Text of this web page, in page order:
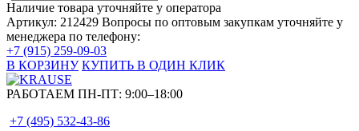
Наличие товара уточняйте у оператора
Артикул: 212429 Вопросы по оптовым закупкам уточняйте у
менеджера по телефону:
+7 (915) 259-09-03
В КОРЗИНУ КУПИТЬ В ОДИН КЛИК
РАБОТАЕМ ПН-ПТ: 9:00–18:00
+7 (495) 532-43-86